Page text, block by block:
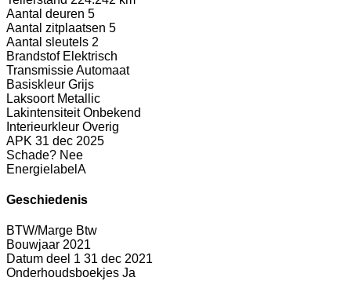
Aantal deuren 5
Aantal zitplaatsen 5
Aantal sleutels 2
Brandstof Elektrisch
TransmissieAutomaat
Basiskleur Grijs
Laksoort Metallic
Lakintensiteit Onbekend
Interieurkleur Overig
APK 31 dec 2025
Schade? Nee
Energielabel A
Geschiedenis
BTW/Marge Btw
Bouwjaar 2021
Datum deel 1 31 dec 2021
Onderhoudsboekjes Ja